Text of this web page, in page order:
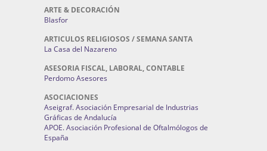
ARTE & DECORACIÓN
Blasfor
ARTICULOS RELIGIOSOS / SEMANA SANTA
La Casa del Nazareno
ASESORIA FISCAL, LABORAL, CONTABLE
Perdomo Asesores
ASOCIACIONES
Aseigraf. Asociación Empresarial de Industrias
Gráficas de Andalucía
APOE. Asociación Profesional de Oftalmólogos de
España